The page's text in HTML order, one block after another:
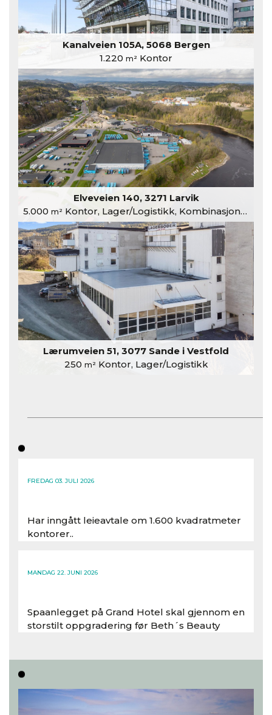
Kanalveien 105A, 5068 Bergen
1.220 m² Kontor
Elveveien 140, 3271 Larvik
5.000 m²Kontor, Lager/Logistikk, Kombinasjonslokaler
Lærumveien 51, 3077 Sande i Vestfold
250 m²Kontor, Lager/Logistikk
FREDAG 03. JULI 2026
Har inngått leieavtale om 1.600 kvadratmeter
kontorer..
MANDAG 22. JUNI 2026
Spaanlegget på Grand Hotel skal gjennom en
storstilt oppgradering før Beth´s Beauty
Les hele artikkelen